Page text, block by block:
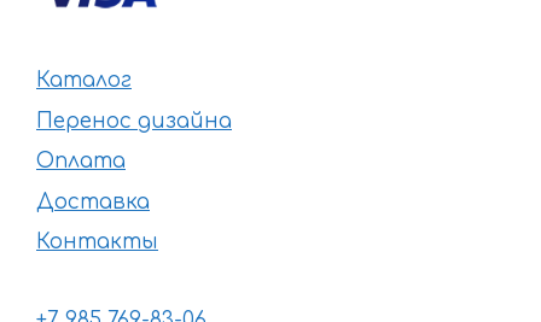
Каталог
Перенос дизайна
Оплата
Доставка
Контакты